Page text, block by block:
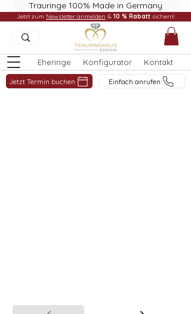
Trauringe 100% Made in Germany
Eheringe Konfigurator Kontakt
Jetzt Termin buchen Einfach anrufen
Jetzt zum Newsletter anmelden & 10 % Rabatt sichern!